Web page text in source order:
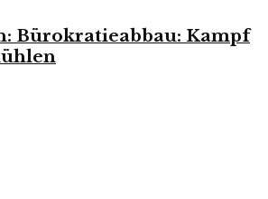
Bürokratieabbau: Kampf